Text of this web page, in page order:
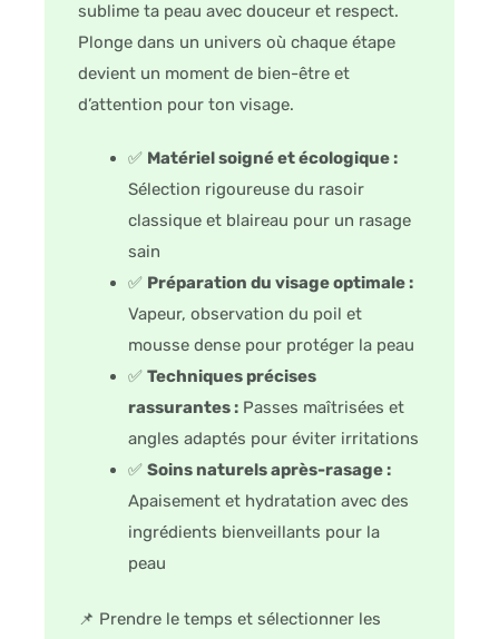
sublime ta peau avec douceur et respect.
Plonge dans un univers où chaque étape
devient un moment de bien-être et
d’attention pour ton visage.
✅ Matériel soigné et écologique :
Sélection rigoureuse du rasoir
classique et blaireau pour un rasage
sain
✅ Préparation du visage optimale :
Vapeur, observation du poil et
mousse dense pour protéger la peau
✅ Techniques précises
rassurantes : Passes maîtrisées et
angles adaptés pour éviter irritations
✅ Soins naturels après-rasage :
Apaisement et hydratation avec des
ingrédients bienveillants pour la
peau
📌 Prendre le temps et sélectionner les